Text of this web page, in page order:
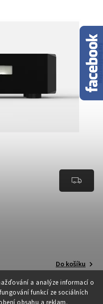
a analýze informací o
funkcí ze sociálních
Do košíku